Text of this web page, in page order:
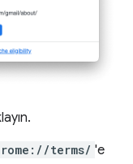
terms/ 'e